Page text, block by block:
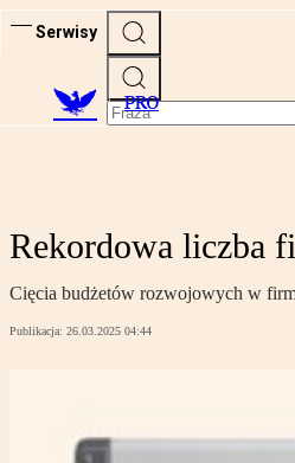
Serwisy
PRO
Rekordowa liczba
Cięcia budżetów rozwojowych w
Publikacja: 26.03.2025 04:44